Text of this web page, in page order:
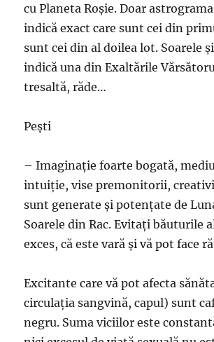
cu Planeta Roşie. Doar
indică exact care sunt cei din
sunt cei din al doilea lot. Soarele
indică una din Exaltările
tresaltă, răde…
Peşti
– Imaginaţie foarte bogată,
intuiţie, vise premonitorii,
sunt generate şi potenţate de
Soarele din Rac. Evitaţi băuturile
exces, că este vară şi vă pot face
Excitante care vă pot afecta
circulaţia sangvină, capul) sunt
negru. Suma viciilor este